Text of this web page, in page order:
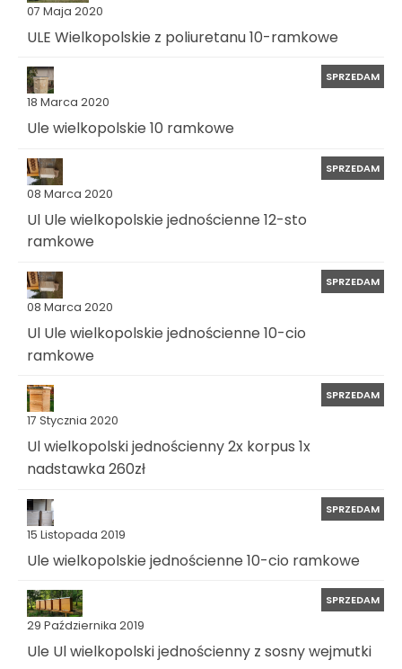
07 Maja 2020
ULE Wielkopolskie z poliuretanu 10-ramkowe
18 Marca 2020
SPRZEDAM
Ule wielkopolskie 10 ramkowe
08 Marca 2020
SPRZEDAM
Ul Ule wielkopolskie jednościenne 12-sto
ramkowe
08 Marca 2020
SPRZEDAM
Ul Ule wielkopolskie jednościenne 10-cio
ramkowe
17 Stycznia 2020
SPRZEDAM
Ul wielkopolski jednościenny 2x korpus 1x
nadstawka 260zł
15 Listopada 2019
SPRZEDAM
Ule wielkopolskie jednościenne 10-cio ramkowe
29 Października 2019
SPRZEDAM
Ule Ul wielkopolski jednościenny z sosny wejmutki